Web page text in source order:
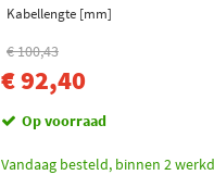
Kabellengte [mm]
€ 100,43
€ 92,40
Op voorraad
Vandaag besteld, binnen 2